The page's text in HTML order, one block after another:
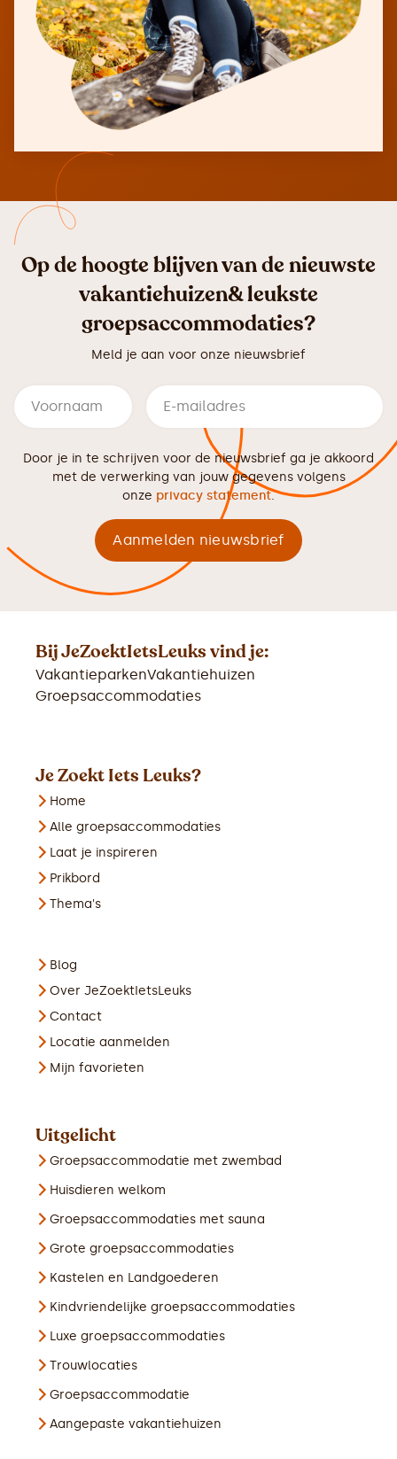
Op de hoogte blijven van de nieuwste
vakantiehuizen& leukste
groepsaccommodaties?
Meld je aan voor onze nieuwsbrief
Door je in te schrijven voor de nieuwsbrief ga je akkoord
met de verwerking van jouw gegevens volgens
onze privacy statement.
Bij JeZoektIetsLeuks vind je:
VakantieparkenVakantiehuizen
Groepsaccommodaties
Je Zoekt Iets Leuks?
Home
Alle groepsaccommodaties
Laat je inspireren
Prikbord
Thema's
Blog
Over JeZoektIetsLeuks
Contact
Locatie aanmelden
Mijn favorieten
Uitgelicht
Groepsaccommodatie met zwembad
Huisdieren welkom
Groepsaccommodaties met sauna
Grote groepsaccommodaties
Kastelen en Landgoederen
Kindvriendelijke groepsaccommodaties
Luxe groepsaccommodaties
Trouwlocaties
Groepsaccommodatie
Aangepaste vakantiehuizen